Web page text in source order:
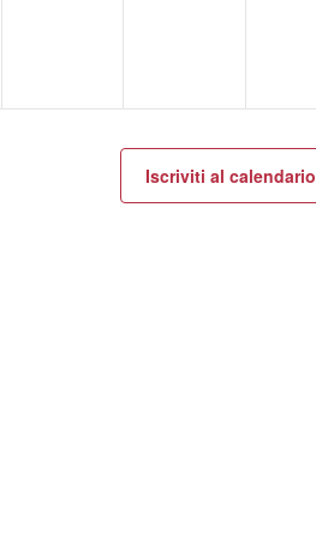
Iscriviti al calendario